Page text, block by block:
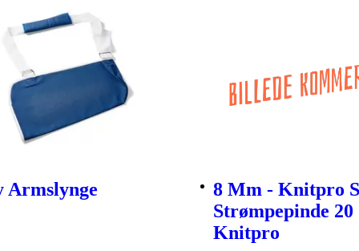
8 Mm - Knitpro
Strømpepinde
Knitpro